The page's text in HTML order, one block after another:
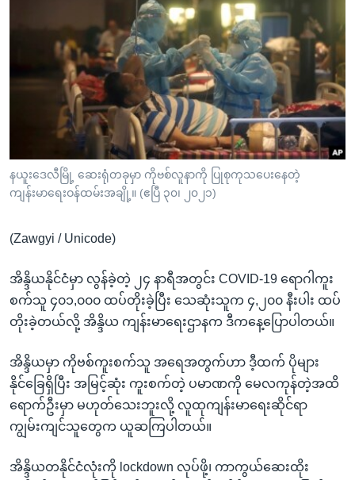
ကြည့်
ရန်
ရန်
သို့
ကျော်
ရန်
မကြေးမုံရဲ့ အင်္ဂလိပ်စာ
ရုပ်ရှင်ထဲက အင်္ဂလိပ်စာ
သုတပဒေသာ အင်္ဂလိပ်စာ
ရေဒီယိုနှင့်ရုပ်သံ အချက်အလက်များ
ရေဒီယို/တီဗွီအစီအစဉ်
Learning English
ဗွီအိုအေ လူမှုကွန်ယက်များ
နယူးဒေလီမြို့ ဆေးရုံတခုမှာ ကိုဗစ်လူနာကို ပြုစုကုသပေးနေတဲ့
ကျန်းမာရေးဝန်ထမ်းအချို့။ (ဧပြီ ၃၀၊ ၂၀၂၁)
(Zawgyi / Unicode)
အိန္ဒိယနိုင်ငံမှာ လွန်ခဲ့တဲ့ ၂၄ နာရီအတွင်း COVID-19 ရောဂါကူး
စက်သူ ၄၀၁,၀၀၀ ထပ်တိုးခဲ့ပြီး သေဆုံးသူက ၄,၂၀၀ နီးပါး ထပ်
တိုးခဲ့တယ်လို့ အိန္ဒိယ ကျန်းမာရေးဌာနက ဒီကနေ့ပြောပါတယ်။
အိန္ဒိယမှာ ကိုဗစ်ကူးစက်သူ အရေအတွက်ဟာ ဒီ့ထက် ပိုများ
နိုင်ခြေရှိပြီး အမြင့်ဆုံး ကူးစက်တဲ့ ပမာဏကို မေလကုန်တဲ့အထိ
ရောက်ဦးမှာ မဟုတ်သေးဘူးလို့ လူထုကျန်းမာရေးဆိုင်ရာ
ကျွမ်းကျင်သူတွေက ယူဆကြပါတယ်။
အိန္ဒိယတနိုင်ငံလုံးကို lockdown လုပ်ဖို့၊ ကာကွယ်ဆေးထိုး